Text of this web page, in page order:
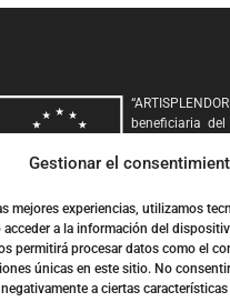
Gestionar el
mejores experiencias, utilizamos
acceder a la información del
permitirá procesar datos como el
únicas en este sitio. No
a ciertas
“
beneficiaria
Potenciar la
innovación, y
y renovado la
una Cámara 360, para
de empresas
ha contado con el apoyo del